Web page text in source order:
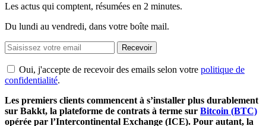
Les actus qui comptent, résumées en 2 minutes.
Du lundi au vendredi, dans votre boîte mail.
Recevoir
Oui, j'accepte de recevoir des emails selon votre politique de
confidentialité.
Les premiers clients commencent à s’installer plus durablement
sur Bakkt, la plateforme de contrats à terme sur Bitcoin (BTC)
opérée par l’Intercontinental Exchange (ICE). Pour autant, la